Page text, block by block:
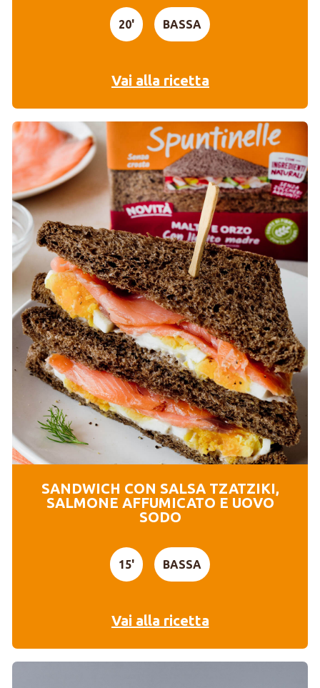
20' BASSA
Vai alla ricetta
SANDWICH CON SALSA TZATZIKI,
SALMONE AFFUMICATO E UOVO
SODO
15' BASSA
Vai alla ricetta